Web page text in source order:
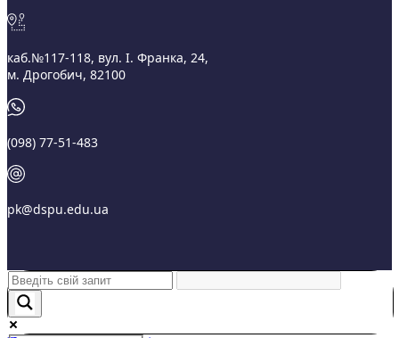
каб.№117-118, вул. І. Франка, 24,
м. Дрогобич, 82100
(098) 77-51-483
pk@dspu.edu.ua